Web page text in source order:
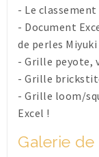
- Le
- Document
de perles Miyuki
- Grille peyote,
- Grille
- Grille loom/
Excel !
Galerie de